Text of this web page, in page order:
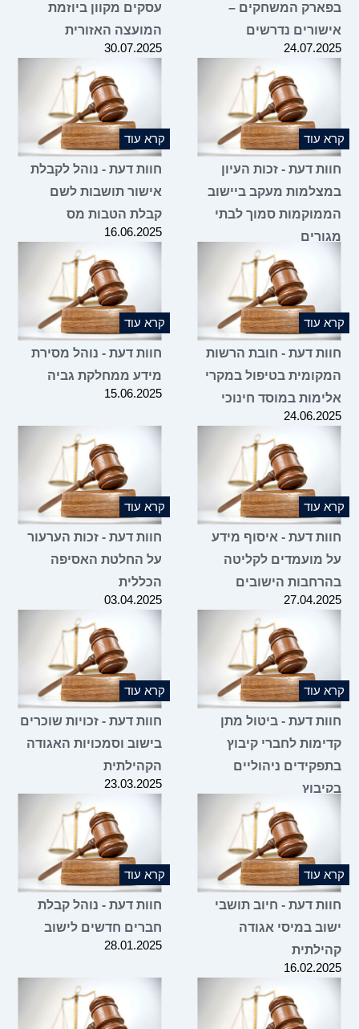
המשחקים –
נדרשים
עסקים מקוון ביוזמת
המועצה האזורית
30.07.2025
עוד
דעת - זכות העיון
מעקב ביישוב
סמוך לבתי
קרא עוד
חוות דעת - נוהל לקבלת
אישור תושבות לשם
קבלת הטבות מס
16.06.2025
עוד
דעת - חובת הרשות
בטיפול במקרי
במוסד חינוכי
קרא עוד
חוות דעת - נוהל מסירת
מידע ממחלקת גביה
15.06.2025
עוד
דעת - איסוף מידע
מועמדים לקליטה
הישובים
קרא עוד
חוות דעת - זכות הערעור
על החלטת האסיפה
הכללית
03.04.2025
עוד
דעת - ביטול מתן
לחברי קיבוץ
ניהוליים
קרא עוד
חוות דעת - זכויות שוכרים
בישוב וסמכויות האגודה
הקהילתית
23.03.2025
עוד
דעת - חיוב תושבי
במיסי אגודה
קרא עוד
חוות דעת - נוהל קבלת
חברים חדשים לישוב
28.01.2025